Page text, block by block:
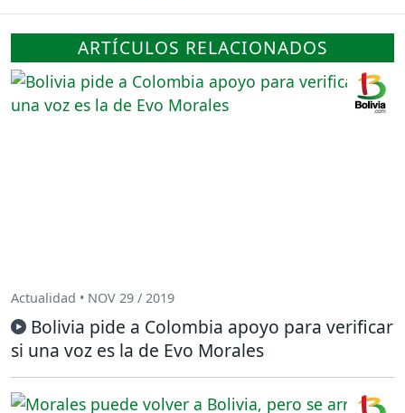
ARTÍCULOS RELACIONADOS
Actualidad • NOV 29 / 2019
Bolivia pide a Colombia apoyo para verificar
si una voz es la de Evo Morales